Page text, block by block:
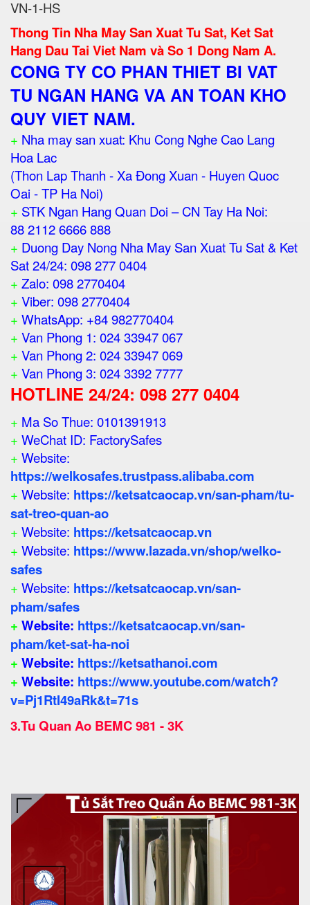
VN-1-HS
Thong Tin Nha May San Xuat Tu Sat, Ket Sat
Hang Dau Tai Viet Nam và So 1 Dong Nam A.
CONG TY CO PHAN THIET BI VAT
TU NGAN HANG VA AN TOAN KHO
QUY VIET NAM.
+ Nha may san xuat: Khu Cong Nghe Cao Lang
Hoa Lac
(Thon Lap Thanh - Xa Đong Xuan - Huyen Quoc
Oai - TP Ha Noi)
+ STK Ngan Hang Quan Doi – CN Tay Ha Noi:
88 2112 6666 888
+ Duong Day Nong Nha May San Xuat Tu Sat & Ket
Sat 24/24: 098 277 0404
+ Zalo: 098 2770404
+ Viber: 098 2770404
+ WhatsApp: +84 982770404
+ Van Phong 1: 024 33947 067
+ Van Phong 2: 024 33947 069
+ Van Phong 3: 024 3392 7777
HOTLINE 24/24: 098 277 0404
+ Ma So Thue: 0101391913
+ WeChat ID: FactorySafes
+ Website:
https://welkosafes.trustpass.alibaba.com
+ Website: https://ketsatcaocap.vn/san-pham/tu-
sat-treo-quan-ao
+ Website: https://ketsatcaocap.vn
+ Website: https://www.lazada.vn/shop/welko-
safes
+ Website: https://ketsatcaocap.vn/san-
pham/safes
+ Website: https://ketsatcaocap.vn/san-
pham/ket-sat-ha-noi
+ Website: https://ketsathanoi.com
+ Website: https://www.youtube.com/watch?
v=Pj1RtI49aRk&t=71s
3.Tu Quan Ao BEMC 981 - 3K